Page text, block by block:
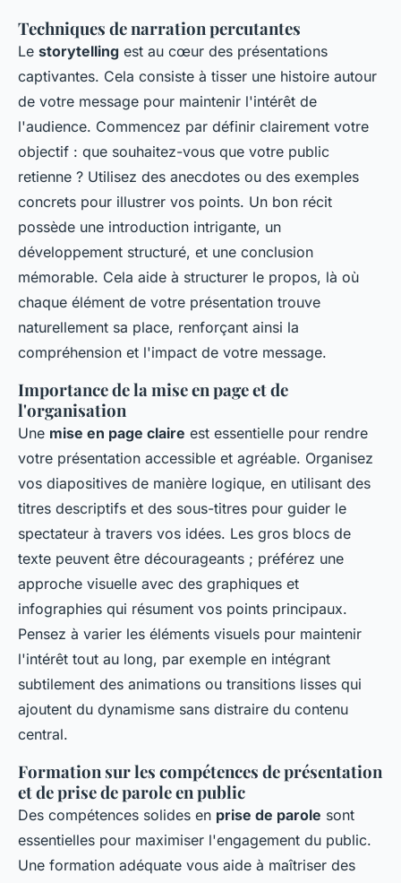
Techniques de narration percutantes
Le storytelling est au cœur des présentations
captivantes. Cela consiste à tisser une histoire autour
de votre message pour maintenir l'intérêt de
l'audience. Commencez par définir clairement votre
objectif : que souhaitez-vous que votre public
retienne ? Utilisez des anecdotes ou des exemples
concrets pour illustrer vos points. Un bon récit
possède une introduction intrigante, un
développement structuré, et une conclusion
mémorable. Cela aide à structurer le propos, là où
chaque élément de votre présentation trouve
naturellement sa place, renforçant ainsi la
compréhension et l'impact de votre message.
Importance de la mise en page et de
l'organisation
Une mise en page claire est essentielle pour rendre
votre présentation accessible et agréable. Organisez
vos diapositives de manière logique, en utilisant des
titres descriptifs et des sous-titres pour guider le
spectateur à travers vos idées. Les gros blocs de
texte peuvent être décourageants ; préférez une
approche visuelle avec des graphiques et
infographies qui résument vos points principaux.
Pensez à varier les éléments visuels pour maintenir
l'intérêt tout au long, par exemple en intégrant
subtilement des animations ou transitions lisses qui
ajoutent du dynamisme sans distraire du contenu
central.
Formation sur les compétences de présentation
et de prise de parole en public
Des compétences solides en prise de parole sont
essentielles pour maximiser l'engagement du public.
Une formation adéquate vous aide à maîtriser des